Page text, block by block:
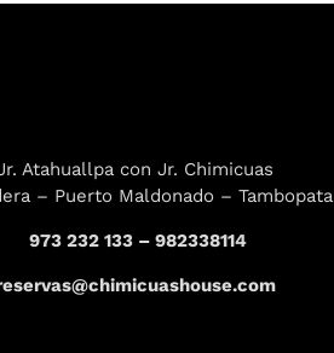
Atahuallpa con Jr. Chimicuas
– Puerto Maldonado – Tambopata
973 232 133 – 982338114